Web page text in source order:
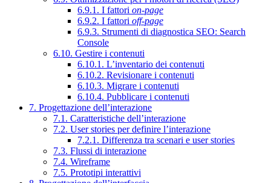
6.9.1. I fattori on-page
6.9.2. I fattori off-page
6.9.3. Strumenti di diagnostica SEO: Search
Console
6.10. Gestire i contenuti
6.10.1. L’inventario dei contenuti
6.10.2. Revisionare i contenuti
6.10.3. Migrare i contenuti
6.10.4. Pubblicare i contenuti
7. Progettazione dell’interazione
7.1. Caratteristiche dell’interazione
7.2. User stories per definire l’interazione
7.2.1. Differenza tra scenari e user stories
7.3. Flussi di interazione
7.4. Wireframe
7.5. Prototipi interattivi